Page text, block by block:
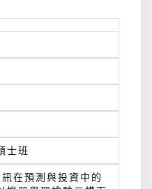
士班
在預測與投資中的